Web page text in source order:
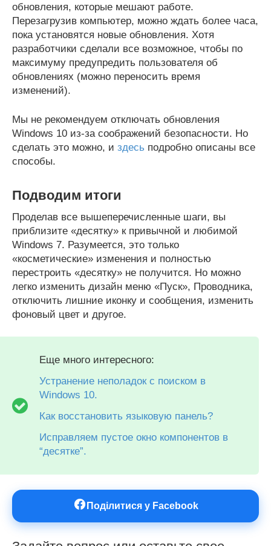
обновления, которые мешают работе.
Перезагрузив компьютер, можно ждать более часа,
пока установятся новые обновления. Хотя
разработчики сделали все возможное, чтобы по
максимуму предупредить пользователя об
обновлениях (можно переносить время
изменений).
Мы не рекомендуем отключать обновления
Windows 10 из-за соображений безопасности. Но
сделать это можно, и здесь подробно описаны все
способы.
Подводим итоги
Проделав все вышеперечисленные шаги, вы
приблизите «десятку» к привычной и любимой
Windows 7. Разумеется, это только
«косметические» изменения и полностью
перестроить «десятку» не получится. Но можно
легко изменить дизайн меню «Пуск», Проводника,
отключить лишние иконку и сообщения, изменить
фоновый цвет и другое.
Еще много интересного:
Устранение неполадок с поиском в
Windows 10.
Как восстановить языковую панель?
Исправляем пустое окно компонентов в
“десятке”.
Поділитися у Facebook